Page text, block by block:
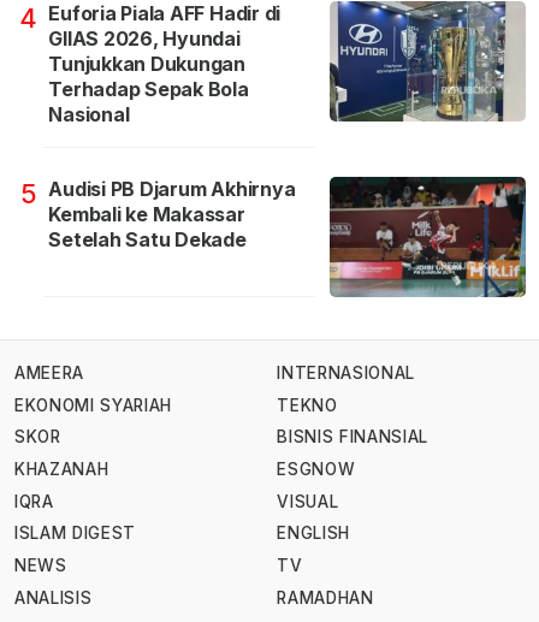
4 Euforia Piala AFF Hadir di
GIIAS 2026, Hyundai
Tunjukkan Dukungan
Terhadap Sepak Bola
Nasional
5 Audisi PB Djarum Akhirnya
Kembali ke Makassar
Setelah Satu Dekade
AMEERA
EKONOMI SYARIAH
SKOR
KHAZANAH
IQRA
ISLAM DIGEST
NEWS
ANALISIS
INTERNASIONAL
TEKNO
BISNIS FINANSIAL
ESGNOW
VISUAL
ENGLISH
TV
RAMADHAN